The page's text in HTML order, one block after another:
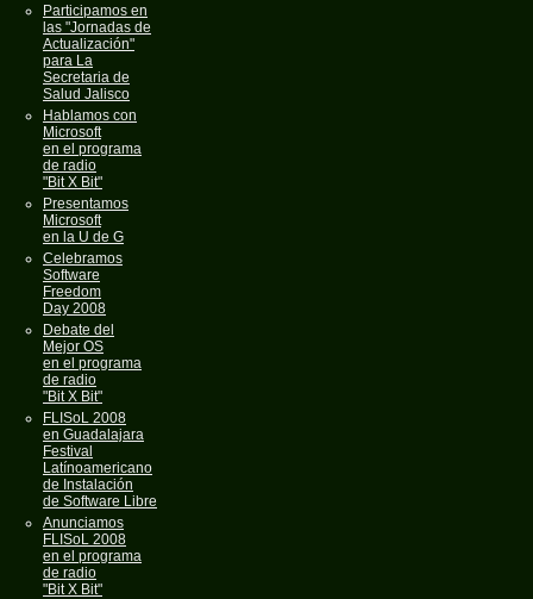
Participamos en
las "Jornadas de
Actualización"
para La
Secretaria de
Salud Jalisco
Hablamos con
Microsoft
en el programa
de radio
"Bit X Bit"
Presentamos
Microsoft
en la U de G
Celebramos
Software
Freedom
Day 2008
Debate del
Mejor OS
en el programa
de radio
"Bit X Bit"
FLISoL 2008
en Guadalajara
Festival
Latínoamericano
de Instalación
de Software Libre
Anunciamos
FLISoL 2008
en el programa
de radio
"Bit X Bit"